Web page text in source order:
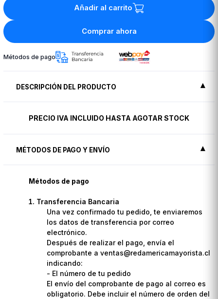
Añadir al carrito
Comprar ahora
Métodos de pago
DESCRIPCIÓN DEL PRODUCTO
PRECIO IVA INCLUIDO HASTA AGOTAR STOCK
MÉTODOS DE PAGO Y ENVÍO
Métodos de pago
Transferencia Bancaria
Una vez confirmado tu pedido, te enviaremos
los datos de transferencia por correo
electrónico.
Después de realizar el pago, envía el
comprobante a ventas@redamericamayorista.cl
indicando:
- El número de tu pedido
El envío del comprobante de pago al correo es
obligatorio. Debe incluir el número de orden del